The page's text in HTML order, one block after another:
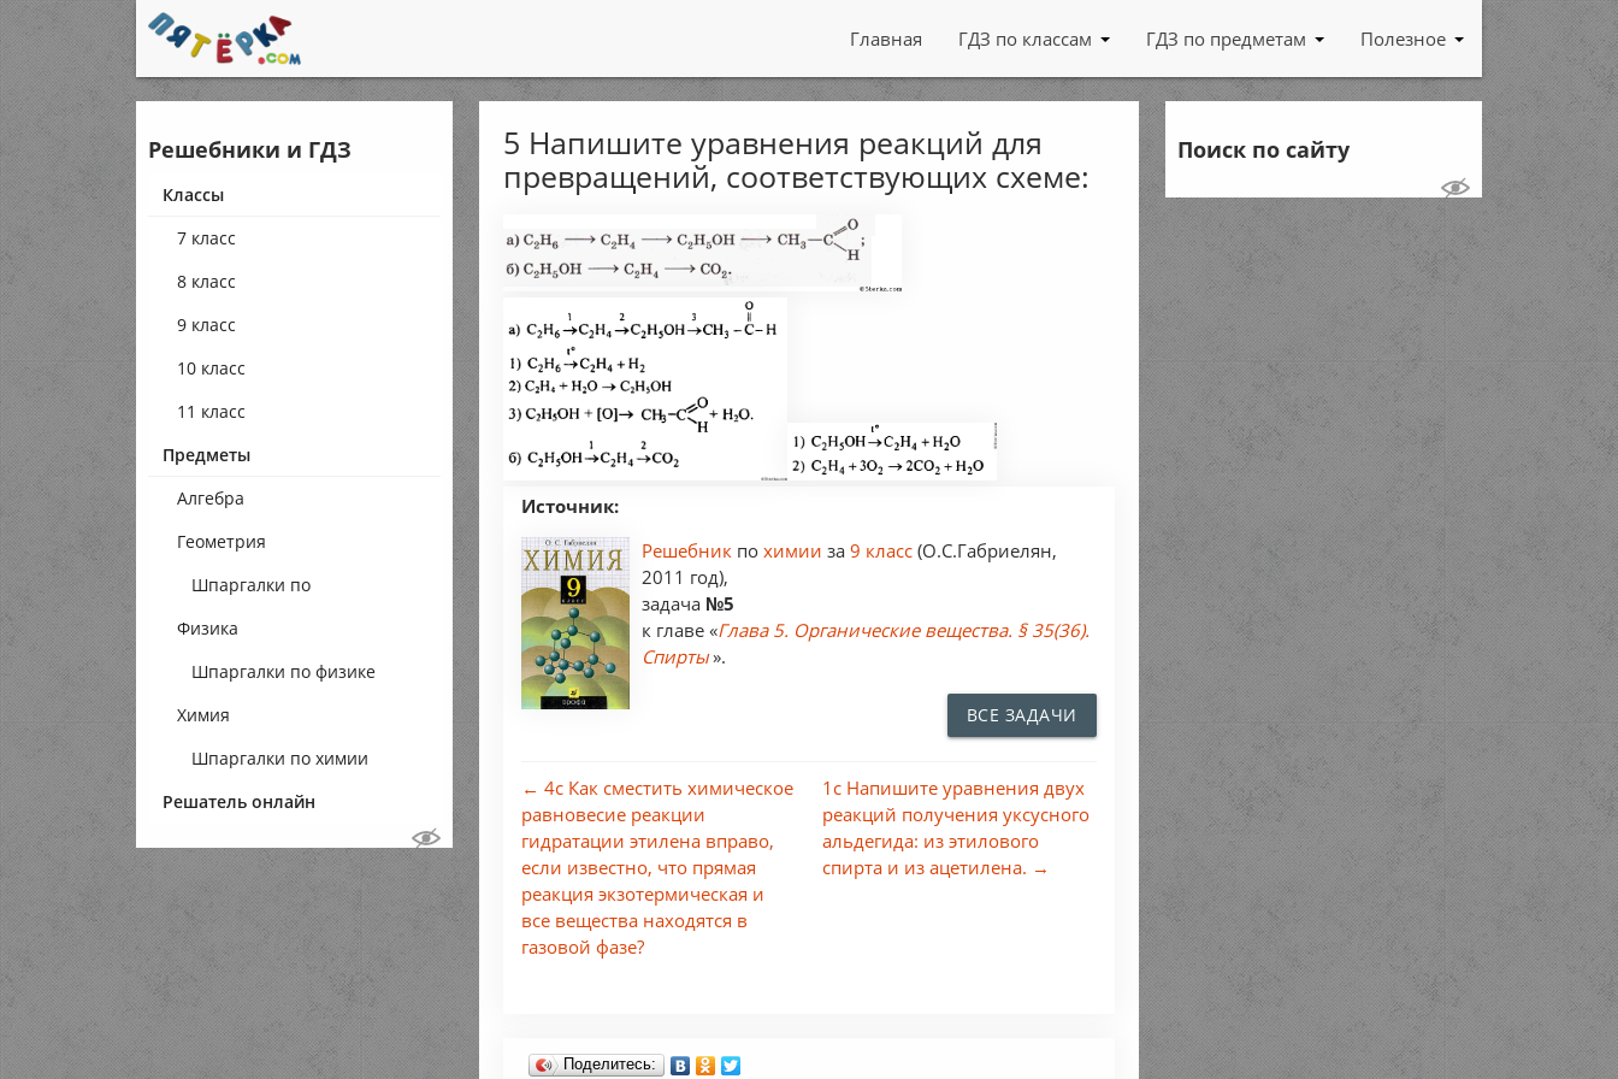
Главная ГДЗ по классам ГДЗ по предметам Полезное
Решебники и ГДЗ
Классы
7 класс
8 класс
9 класс
10 класс
11 класс
Предметы
Алгебра
Геометрия
Шпаргалки по
геометрии
Физика
Шпаргалки по физике
Химия
Шпаргалки по химии
Решатель онлайн
5 Напишите уравнения реакций для
превращений, соответствующих схеме:
Источник:
Решебник похимииза9 класс (О.С.Габриелян,
2011 год),
задача №5
к главе «Глава 5. Органические вещества. § 35(36).
Спирты».
ВСЕ ЗАДАЧИ
← 4с Как сместить химическое
равновесие реакции
гидратации этилена вправо,
если известно, что прямая
реакция экзотермическая и
все вещества находятся в
газовой фазе?
1с Напишите уравнения двух
реакций получения уксусного
альдегида: из этилового
спирта и из ацетилена. →
Поделитесь:
Поиск по сайту